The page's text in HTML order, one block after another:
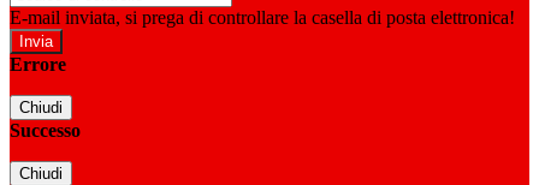
E-mail inviata, si prega di controllare la casella di posta elettronica!
Errore
Chiudi
Successo
Chiudi